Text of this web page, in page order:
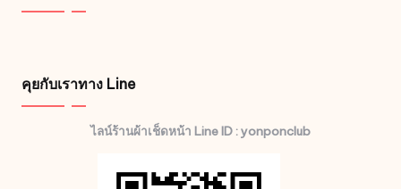
คุยกับเราทาง Line
ไลน์ร้านผ้าเช็ดหน้า Line ID : yonponclub